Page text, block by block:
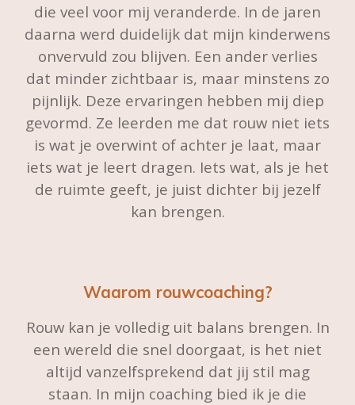
die veel voor mij veranderde. In de jaren
daarna werd duidelijk dat mijn kinderwens
onvervuld zou blijven. Een ander verlies
dat minder zichtbaar is, maar minstens zo
pijnlijk. Deze ervaringen hebben mij diep
gevormd. Ze leerden me dat rouw niet iets
is wat je overwint of achter je laat, maar
iets wat je leert dragen. Iets wat, als je het
de ruimte geeft, je juist dichter bij jezelf
kan brengen.
Waarom rouwcoaching?
Rouw kan je volledig uit balans brengen. In
een wereld die snel doorgaat, is het niet
altijd vanzelfsprekend dat jij stil mag
staan. In mijn coaching bied ik je die